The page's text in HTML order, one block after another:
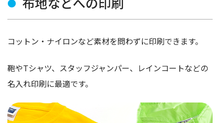
コットン・ナイロンなど素材を問わずに印刷できます。
鞄やTシャツ、スタッフジャンパー、レインコートなどの
名入れ印刷に最適です。